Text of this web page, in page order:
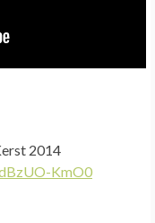
2014
KmO0